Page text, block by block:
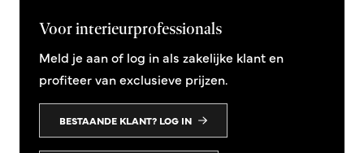
Voor interieurprofessionals
Meld je aan of log in als zakelijke klant en
profiteer van exclusieve prijzen.
BESTAANDE KLANT? LOG IN